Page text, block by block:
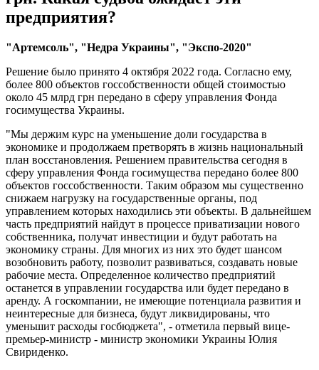
предприятия?
"Артемсоль", "Недра Украины", "Экспо-2020"
Решение было принято 4 октября 2022 года. Согласно ему,
более 800 объектов госсобственности общей стоимостью
около 45 млрд грн передано в сферу управления Фонда
госимущества Украины.
"Мы держим курс на уменьшение доли государства в
экономике и продолжаем претворять в жизнь национальный
план восстановления. Решением правительства сегодня в
сферу управления Фонда госимущества передано более 800
объектов госсобственности. Таким образом мы существенно
снижаем нагрузку на государственные органы, под
управлением которых находились эти объекты. В дальнейшем
часть предприятий найдут в процессе приватизации нового
собственника, получат инвестиции и будут работать на
экономику страны. Для многих из них это будет шансом
возобновить работу, позволит развиваться, создавать новые
рабочие места. Определенное количество предприятий
останется в управлении государства или будет передано в
аренду. А госкомпании, не имеющие потенциала развития и
неинтересные для бизнеса, будут ликвидированы, что
уменьшит расходы госбюджета", - отметила первый вице-
премьер-министр - министр экономики Украины Юлия
Свириденко.